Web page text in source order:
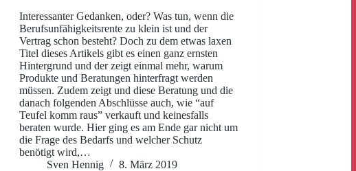
Interessanter Gedanken, oder? Was tun, wenn die
Berufsunfähigkeitsrente zu klein ist und der
Vertrag schon besteht? Doch zu dem etwas laxen
Titel dieses Artikels gibt es einen ganz ernsten
Hintergrund und der zeigt einmal mehr, warum
Produkte und Beratungen hinterfragt werden
müssen. Zudem zeigt und diese Beratung und die
danach folgenden Abschlüsse auch, wie “auf
Teufel komm raus” verkauft und keinesfalls
beraten wurde. Hier ging es am Ende gar nicht um
die Frage des Bedarfs und welcher Schutz
benötigt wird,…
Sven Hennig
8. März 2019